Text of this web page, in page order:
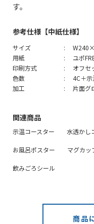
す。
参考仕様【中紙仕様】
サイズ
用紙
ユポ
印刷方式
オフセ
色数
4C＋示
加工
片面グ
関連商品
示温コースター 水透かし
お風呂ポスター マグカッ
飲みごろシール
商品